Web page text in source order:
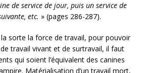
de service de jour, puis un service de
etc. » (pages 286-287).
sorte la force de travail, pour pouvoir
travail vivant et de surtravail, il faut
qui soient l’équivalent des canines
Matérialisation d’un travail mort,